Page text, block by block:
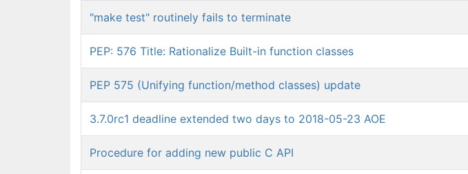
"make test" routinely fails to terminate
PEP: 576 Title: Rationalize Built-in function classes
PEP 575 (Unifying function/method classes) update
3.7.0rc1 deadline extended two days to 2018-05-23 AOE
Procedure for adding new public C API